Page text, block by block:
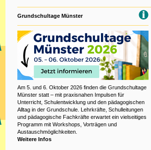
Grundschultage Münster
Am 5. und 6. Oktober 2026 finden die Grundschultage
Münster statt – mit praxisnahen Impulsen für
Unterricht, Schulentwicklung und den pädagogischen
Alltag in der Grundschule. Lehrkräfte, Schulleitungen
und pädagogische Fachkräfte erwartet ein vielseitiges
Programm mit Workshops, Vorträgen und
Austauschmöglichkeiten.
Weitere Infos